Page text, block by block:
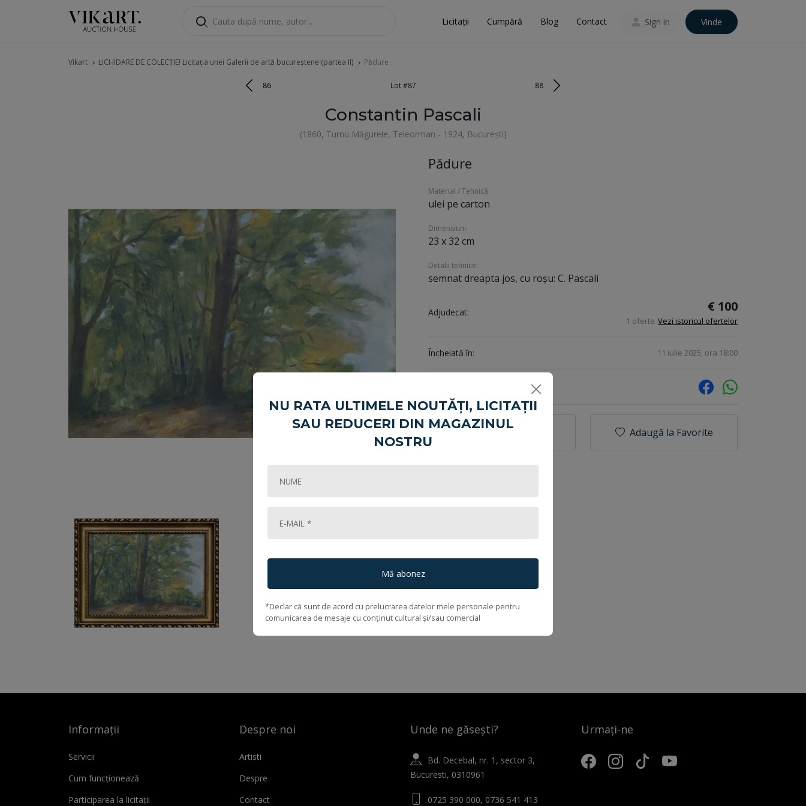
Licitații Cumpără Blog Contact Sign in Vinde
Vikart LICHIDARE DE COLECȚIE! Licitația unei Galerii de artă bucureștene (partea II) Pădure
86 Lot #87 88
Constantin Pascali
(1860, Turnu Măgurele, Teleorman - 1924, București)
Pădure
Material / Tehnică:
ulei pe carton
Dimensiuni:
23 x 32 cm
Detalii tehnice:
semnat dreapta jos, cu roşu: C. Pascali
Adjudecat: € 100
1 oferte Vezi istoricul ofertelor
Încheiată în: 11 iulie 2025, ora 18:00
Cum cumpăr? Adaugă la Favorite
Informații
Servicii
Cum funcționează
Participarea la licitații
Despre noi
Artisti
Despre
Contact
Unde ne găsești?
Bd. Decebal, nr. 1, sector 3,
Bucuresti, 0310961
0725 390 000, 0736 541 413
Urmați-ne
NU RATA ULTIMELE NOUTĂȚI, LICITAȚII
SAU REDUCERI DIN MAGAZINUL
NOSTRU
Mă abonez
*Declar că sunt de acord cu prelucrarea datelor mele personale pentru
comunicarea de mesaje cu conținut cultural și/sau comercial